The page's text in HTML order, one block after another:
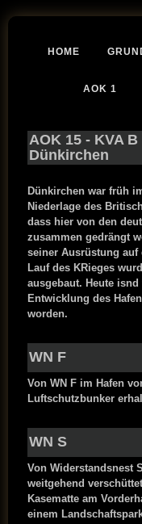
HOME
AOK 1
AOK 15 - KVA B
Dünkirchen
Dünkirchen war früh
Niederlage des
dass hier von den
zusammen gedrängt
seiner Ausrüstung
Lauf des KRieges
ausgebaut. Heute
Entwicklung des
worden.
WN F
Von WN F im Hafen
Luftschutzbunker
WN S
Von Widerstandsnest
weitgehend
Kasematte am
einem